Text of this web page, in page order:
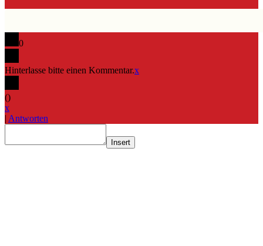
0
Hinterlasse bitte einen Kommentar.x
()
x
| Antworten
Insert